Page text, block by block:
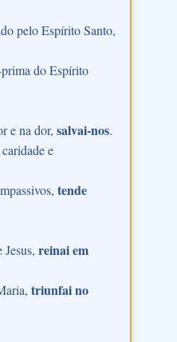
pelo Espírito Santo,
do Espírito
e na dor, salvai-nos.
e
tende
reinai em
triunfai no